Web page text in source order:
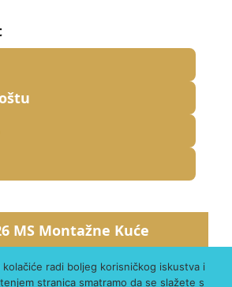
MS Montažne Kuće
Kolačići
radi boljeg korisničkog iskustva i
stranica smatramo da se slažete s